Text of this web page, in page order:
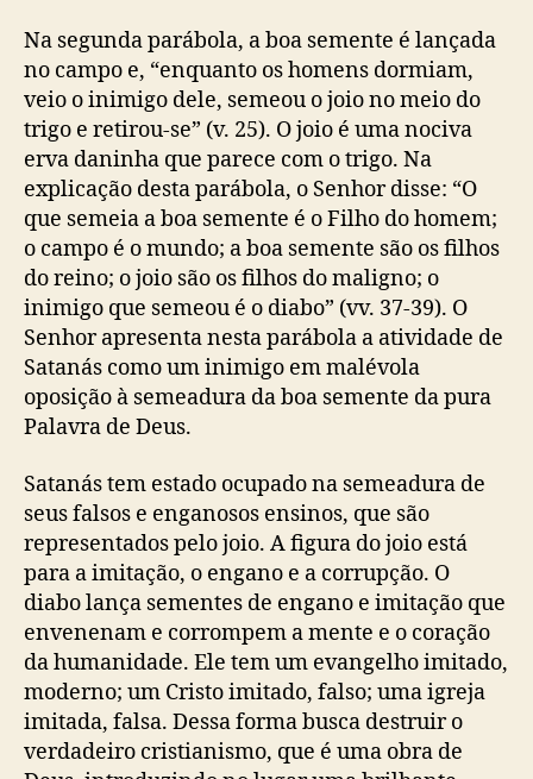
Na segunda parábola, a boa semente é lançada
no campo e, “enquanto os homens dormiam,
veio o inimigo dele, semeou o joio no meio do
trigo e retirou-se” (v. 25). O joio é uma nociva
erva daninha que parece com o trigo. Na
explicação desta parábola, o Senhor disse: “O
que semeia a boa semente é o Filho do homem;
o campo é o mundo; a boa semente são os filhos
do reino; o joio são os filhos do maligno; o
inimigo que semeou é o diabo” (vv. 37-39). O
Senhor apresenta nesta parábola a atividade de
Satanás como um inimigo em malévola
oposição à semeadura da boa semente da pura
Palavra de Deus.
Satanás tem estado ocupado na semeadura de
seus falsos e enganosos ensinos, que são
representados pelo joio. A figura do joio está
para a imitação, o engano e a corrupção. O
diabo lança sementes de engano e imitação que
envenenam e corrompem a mente e o coração
da humanidade. Ele tem um evangelho imitado,
moderno; um Cristo imitado, falso; uma igreja
imitada, falsa. Dessa forma busca destruir o
verdadeiro cristianismo, que é uma obra de